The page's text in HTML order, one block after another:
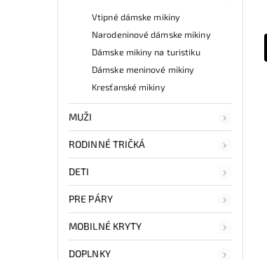
Vtipné dámske mikiny
Narodeninové dámske mikiny
Dámske mikiny na turistiku
Dámske meninové mikiny
Kresťanské mikiny
MUŽI
RODINNÉ TRIČKÁ
DETI
PRE PÁRY
MOBILNÉ KRYTY
DOPLNKY